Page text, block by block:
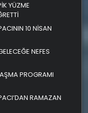
YÜZME
10 NİSAN
NEFES
PROGRAMI
RAMAZAN